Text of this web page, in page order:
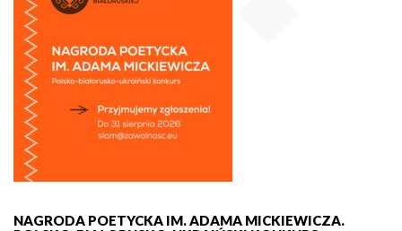
NAGRODA POETYCKA IM. ADAMA MICKIEWICZA.